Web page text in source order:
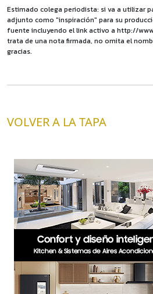
Estimado colega periodista: si va a utilizar
adjunto como "inspiración" para su
fuente incluyendo el link activo a http://
trata de una nota firmada, no omita el
gracias.
VOLVER A LA TAPA